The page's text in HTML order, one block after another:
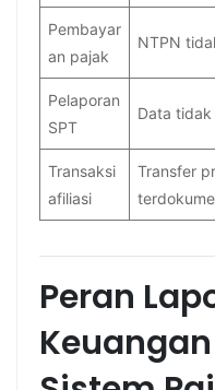
Pembayar
an pajak
NTPN
Pelaporan
SPT
Data
Transaksi
afiliasi
Transfer
Peran